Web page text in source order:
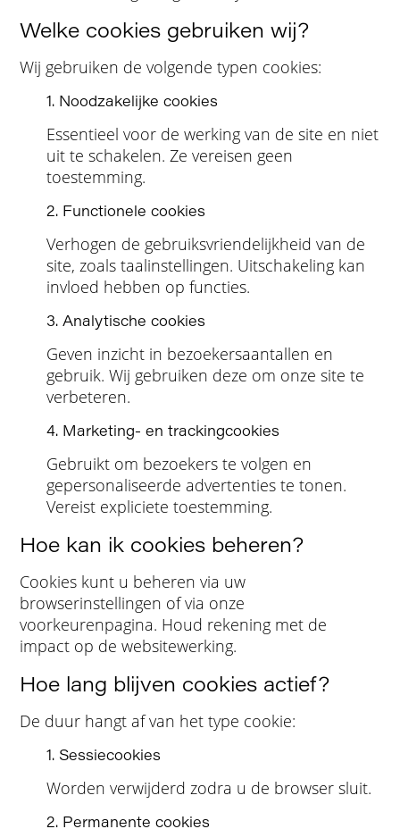
Welke cookies gebruiken wij?
Wij gebruiken de volgende typen cookies:
1. Noodzakelijke cookies
Essentieel voor de werking van de site en niet
uit te schakelen. Ze vereisen geen
toestemming.
2. Functionele cookies
Verhogen de gebruiksvriendelijkheid van de
site, zoals taalinstellingen. Uitschakeling kan
invloed hebben op functies.
3. Analytische cookies
Geven inzicht in bezoekersaantallen en
gebruik. Wij gebruiken deze om onze site te
verbeteren.
4. Marketing- en trackingcookies
Gebruikt om bezoekers te volgen en
gepersonaliseerde advertenties te tonen.
Vereist expliciete toestemming.
Hoe kan ik cookies beheren?
Cookies kunt u beheren via uw
browserinstellingen of via onze
voorkeurenpagina. Houd rekening met de
impact op de websitewerking.
Hoe lang blijven cookies actief?
De duur hangt af van het type cookie:
1. Sessiecookies
Worden verwijderd zodra u de browser sluit.
2. Permanente cookies